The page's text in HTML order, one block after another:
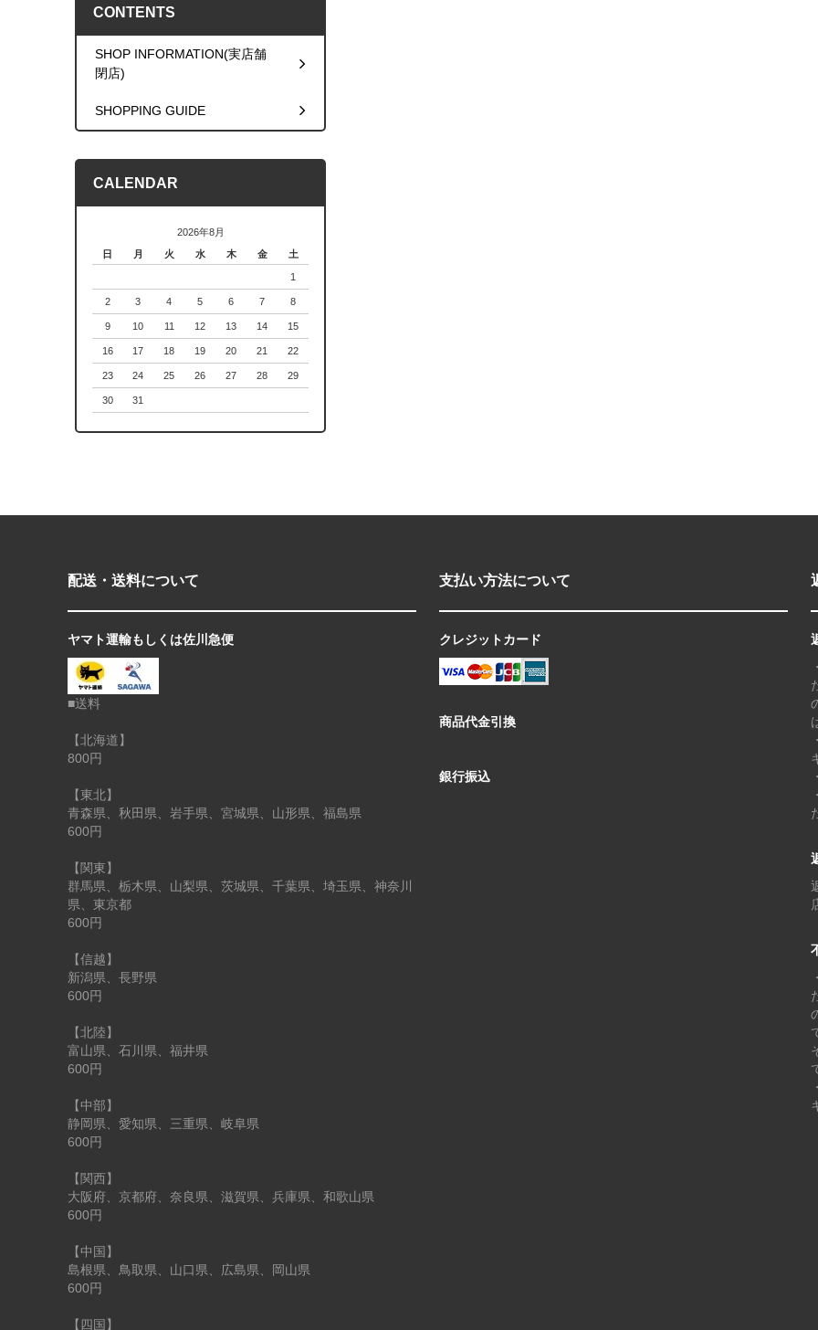
CONTENTS
SHOP INFORMATION(実店舗
閉店)
SHOPPING GUIDE
CALENDAR
2026年8月
日
月 火 水 木 金 土
1
2 3 4 5 6 7 8
9 10 11 12 13 14 15
16 17 18 19 20 21 22
23 24 25 26 27 28 29
30 31
配送・送料について
ヤマト運輸もしくは佐川急便
■送料
【北海道】
800円
【東北】
青森県、秋田県、岩手県、宮城県、山形県、福島県
600円
【関東】
群馬県、栃木県、山梨県、茨城県、千葉県、埼玉県、神奈川
県、東京都
600円
【信越】
新潟県、長野県
600円
【北陸】
富山県、石川県、福井県
600円
【中部】
静岡県、愛知県、三重県、岐阜県
600円
【関西】
大阪府、京都府、奈良県、滋賀県、兵庫県、和歌山県
600円
【中国】
島根県、鳥取県、山口県、広島県、岡山県
600円
【四国】
支払い方法について
クレジットカード
商品代金引換
銀行振込